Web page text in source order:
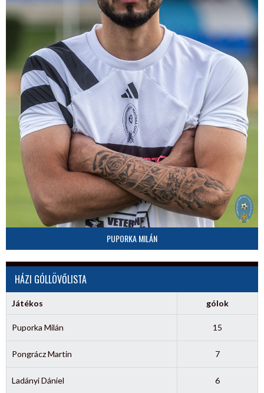
PUPORKA MILÁN
HÁZI GÓLLÖVŐLISTA
Játékos gólok
Puporka Milán 15
Pongrácz Martin 7
Ladányi Dániel 6